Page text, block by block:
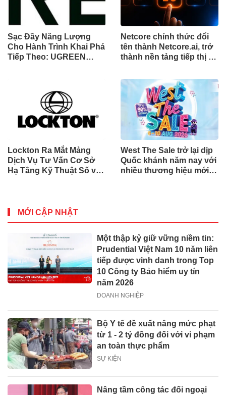
Sạc Đầy Năng Lượng
Cho Hành Trình Khai Phá
Tiếp Theo: UGREEN
Netcore chính thức đổi
tên thành Netcore.ai, trở
thành nền tảng tiếp thị tự
chia sẻ trách nhiệm tăng
trưởng khách hàng
Lockton Ra Mắt Mảng
Dịch Vụ Tư Vấn Cơ Sở
Hạ Tầng Kỹ Thuật Số và
West The Sale trở lại dịp
Quốc khánh năm nay với
nhiều thương hiệu mới,
MỚI CẬP NHẬT
Một thập kỷ giữ vững niềm tin:
Prudential Việt Nam 10 năm liên
tiếp được vinh danh trong Top
10 Công ty Bảo hiểm uy tín
năm 2026
DOANH NGHIỆP
Bộ Y tế đề xuất nâng mức phạt
từ 1 - 2 tỷ đồng đối với vi phạm
an toàn thực phẩm
SỰ KIỆN
Nâng tầm công tác đối ngoại